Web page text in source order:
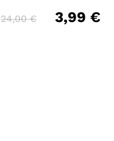
24,00€ 3,99 €